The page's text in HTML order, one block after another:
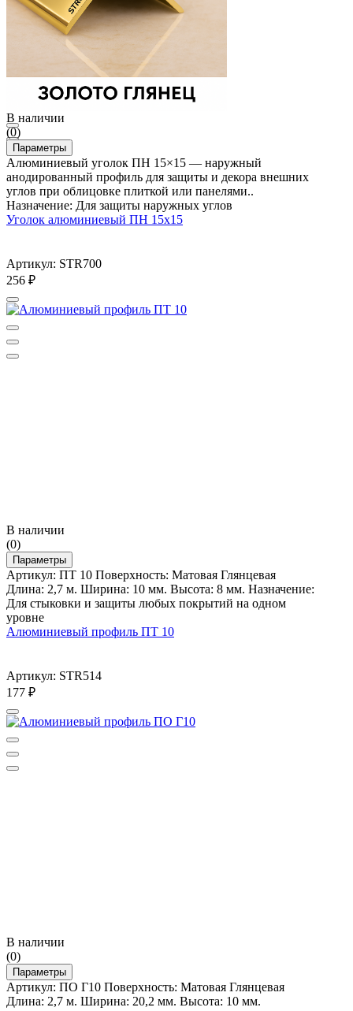
В наличии
(0)
Параметры
Алюминиевый уголок ПН 15×15 — наружный
анодированный профиль для защиты и декора внешних
углов при облицовке плиткой или панелями..
Назначение: Для защиты наружных углов
Уголок алюминиевый ПН 15х15
Артикул: STR700
256 ₽
В наличии
(0)
Параметры
Артикул: ПТ 10 Поверхность: Матовая Глянцевая
Длина: 2,7 м. Ширина: 10 мм. Высота: 8 мм. Назначение:
Для стыковки и защиты любых покрытий на одном
уровне
Алюминиевый профиль ПТ 10
Артикул: STR514
177 ₽
В наличии
(0)
Параметры
Артикул: ПО Г10 Поверхность: Матовая Глянцевая
Длина: 2,7 м. Ширина: 20,2 мм. Высота: 10 мм.